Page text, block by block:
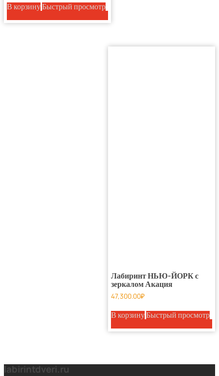
В корзинуБыстрый просмотр
Лабиринт НЬЮ-ЙОРК с
зеркалом Акация
47,300.00₽
В корзинуБыстрый просмотр
labirintdveri.ru